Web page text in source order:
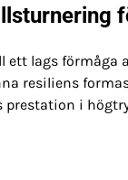
ett lags förmåga
resiliens
i